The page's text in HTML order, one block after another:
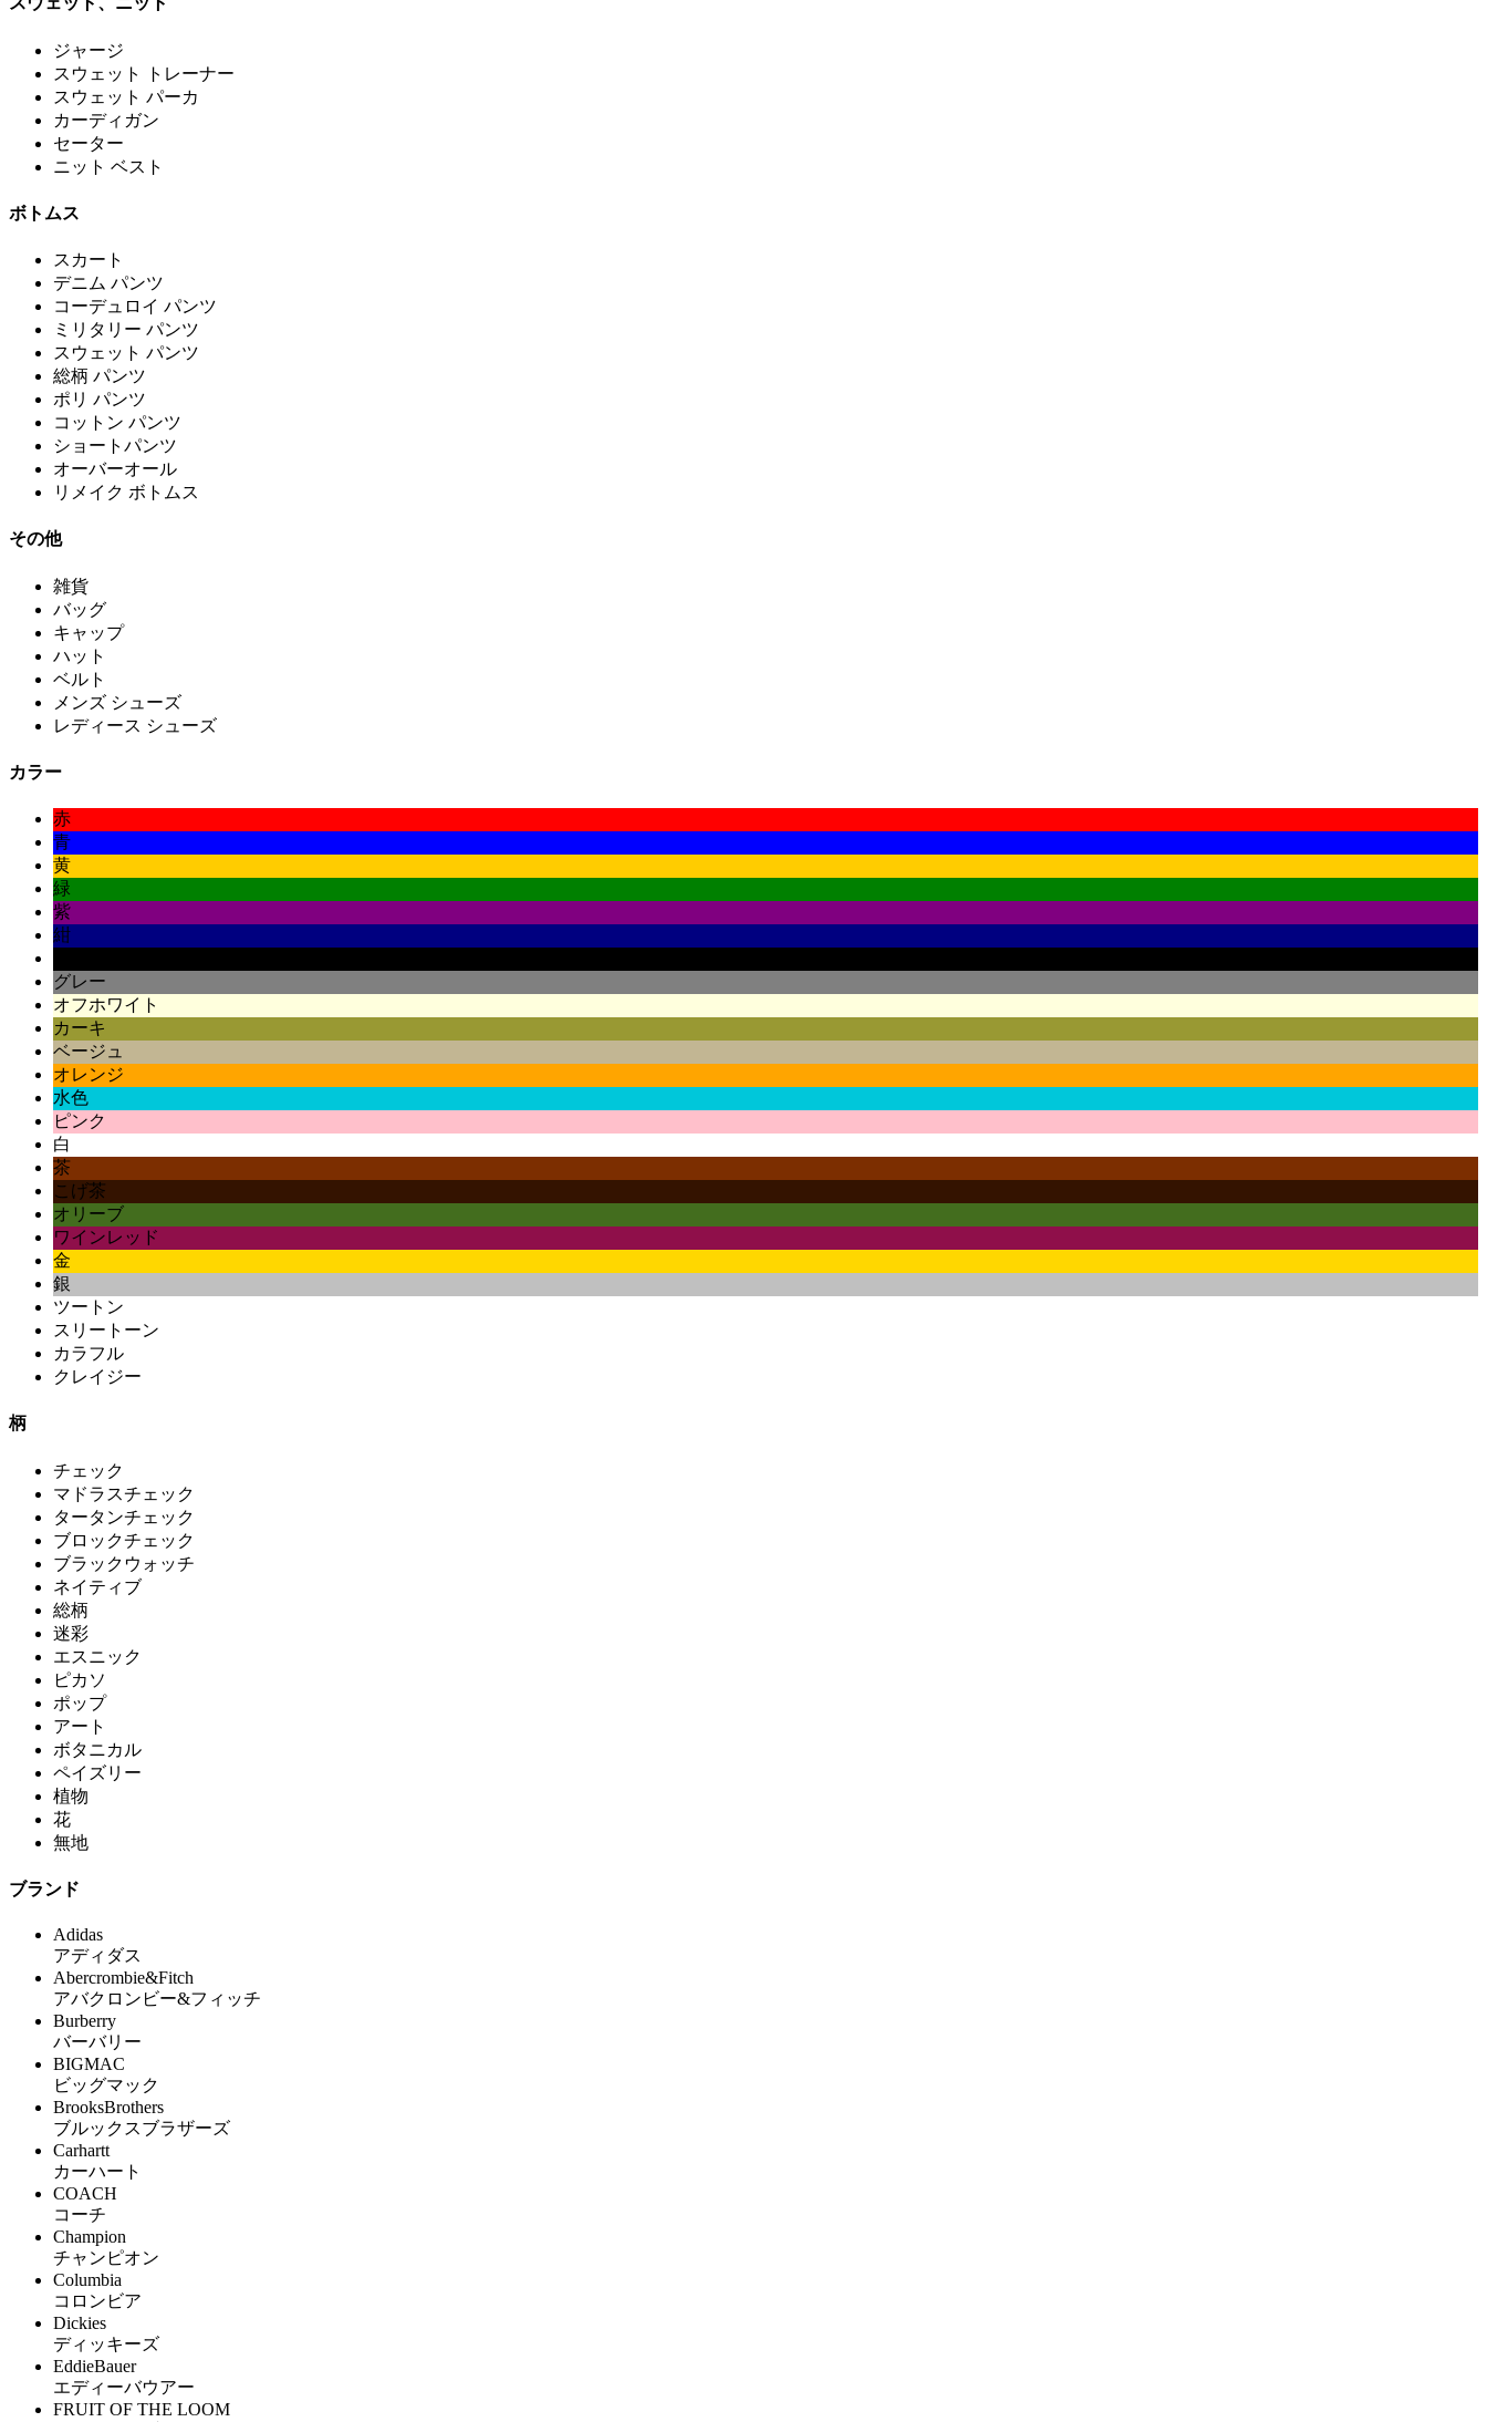
ジャージ
スウェット トレーナー
スウェット パーカ
カーディガン
セーター
ニット ベスト
ボトムス
スカート
デニム パンツ
コーデュロイ パンツ
ミリタリー パンツ
スウェット パンツ
総柄 パンツ
ポリ パンツ
コットン パンツ
ショートパンツ
オーバーオール
リメイク ボトムス
その他
雑貨
バッグ
キャップ
ハット
ベルト
メンズ シューズ
レディース シューズ
カラー
赤
青
黄
緑
紫
紺
グレー
オフホワイト
カーキ
ベージュ
オレンジ
水色
ピンク
白
茶
こげ茶
オリーブ
ワインレッド
金
銀
ツートン
スリートーン
カラフル
クレイジー
柄
チェック
マドラスチェック
タータンチェック
ブロックチェック
ブラックウォッチ
ネイティブ
総柄
迷彩
エスニック
ピカソ
ポップ
アート
ボタニカル
ペイズリー
植物
花
無地
ブランド
Adidas
アディダス
Abercrombie&Fitch
アバクロンビー&フィッチ
Burberry
バーバリー
BIGMAC
ビッグマック
BrooksBrothers
ブルックスブラザーズ
Carhartt
カーハート
COACH
コーチ
Champion
チャンピオン
Columbia
コロンビア
Dickies
ディッキーズ
EddieBauer
エディーバウアー
FRUIT OF THE LOOM